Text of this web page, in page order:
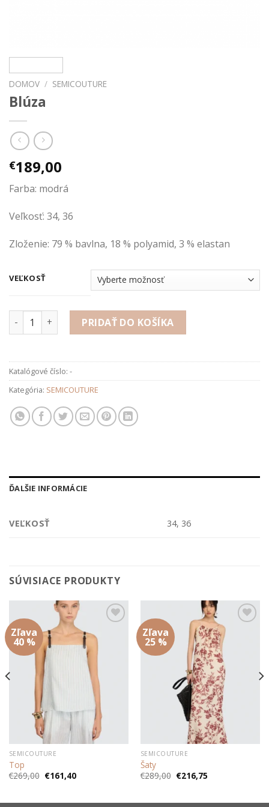
DOMOV / SEMICOUTURE
Blúza
€189,00
Farba: modrá
Veľkosť: 34, 36
Zloženie: 79 % bavlna, 18 % polyamid, 3 % elastan
VEĽKOSŤ
množstvo Blúza PRIDAŤ DO KOŠÍKA
Katalógové číslo: -
Kategória: SEMICOUTURE
ĎALŠIE INFORMÁCIE
VEĽKOSŤ 34, 36
SÚVISIACE PRODUKTY
Zľava
40 %
SEMICOUTURE
Top
€269,00 Pôvodná
cena
€161,40Aktuálna
cena
Zľava
25 %
SEMICOUTURE
Šaty
€289,00 Pôvodná
cena
€216,75Aktuálna